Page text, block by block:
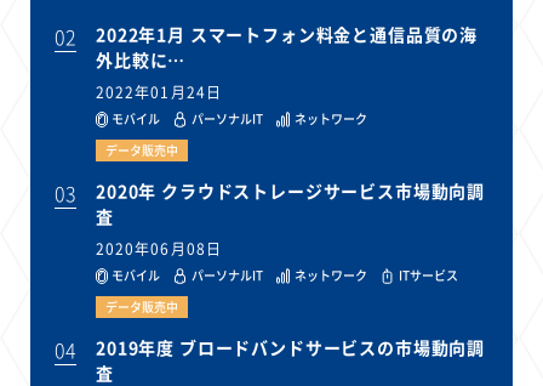
02
2022年1月 スマートフォン料金と通信品質の海
外比較に…
2022年01月24日
モバイル パーソナルIT
ネットワーク
データ販売中
03
2020年 クラウドストレージサービス市場動向調
査
2020年06月08日
モバイル パーソナルIT ネットワーク
ITサービス
データ販売中
04
2019年度 ブロードバンドサービスの市場動向調
査